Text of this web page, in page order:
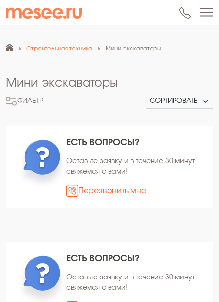
Строительная техника Мини экскаваторы
Мини экскаваторы
ФИЛЬТР
ЕСТЬ ВОПРОСЫ?
Оставьте заявку и в течение 30 минут
свяжемся с вами!
Перезвонить мне
ЕСТЬ ВОПРОСЫ?
Оставьте заявку и в течение 30 минут
свяжемся с вами!